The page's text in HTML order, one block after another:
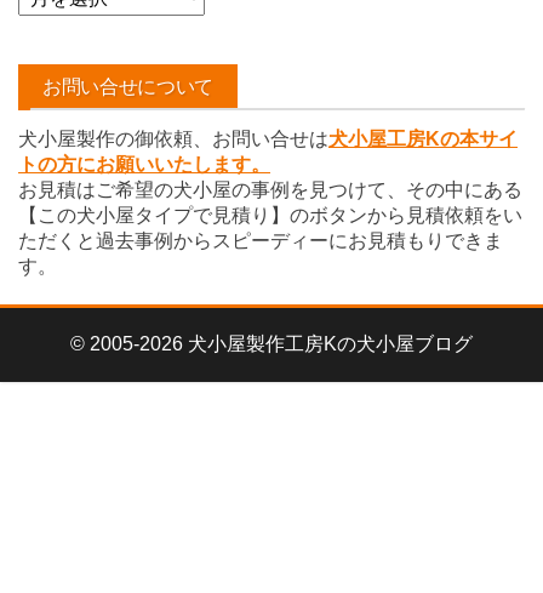
ー
イ
お問い合せについて
犬小屋製作の御依頼、お問い合せは犬小屋工房Kの本サイ
トの方にお願いいたします。
お見積はご希望の犬小屋の事例を見つけて、その中にある
【この犬小屋タイプで見積り】のボタンから見積依頼をい
ただくと過去事例からスピーディーにお見積もりできま
す。
© 2005-2026 犬小屋製作工房Kの犬小屋ブログ